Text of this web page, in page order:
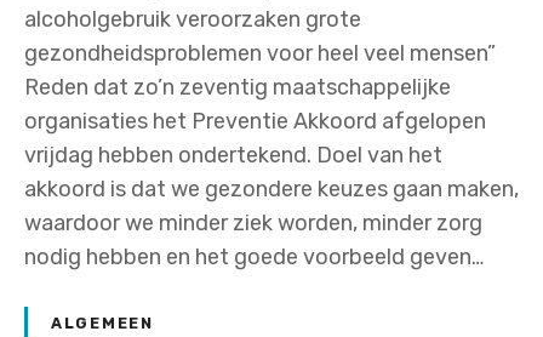
alcoholgebruik veroorzaken grote
gezondheidsproblemen voor heel veel mensen”
Reden dat zo’n zeventig maatschappelijke
organisaties het Preventie Akkoord afgelopen
vrijdag hebben ondertekend. Doel van het
akkoord is dat we gezondere keuzes gaan maken,
waardoor we minder ziek worden, minder zorg
nodig hebben en het goede voorbeeld geven…
ALGEMEEN